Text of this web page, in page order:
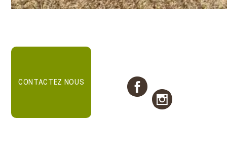
CONTACTEZ NOUS